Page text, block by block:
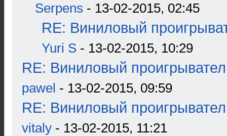
Serpens - 13-02-2015, 02:45
RE: Виниловый
Yuri S - 13-02-2015, 10:29
RE: Виниловый
pawel - 13-02-2015, 09:59
RE: Виниловый
vitaly - 13-02-2015, 11:21